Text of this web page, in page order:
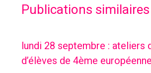
Publications similaires
lundi 28 septembre : ateliers
d’élèves de 4ème